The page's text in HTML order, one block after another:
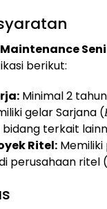
Maintenance
berikut:
Minimal 2
gelar Sarjana (
bidang terkait
Ritel:
perusahaan ritel (